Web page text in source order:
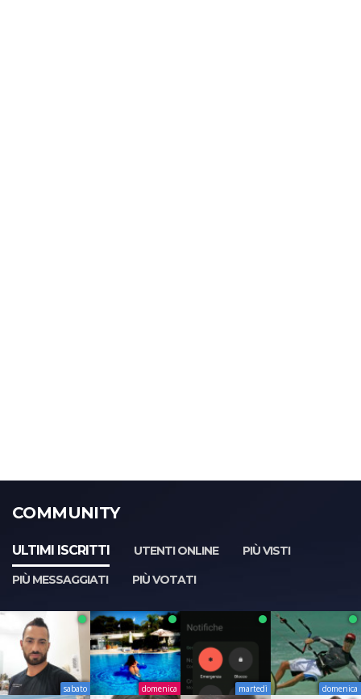
COMMUNITY
ULTIMI ISCRITTI UTENTI ONLINE
PIÙ VISTI
PIÙ MESSAGGIATI
PIÙ VOTATI
sabato domenica martedì domenica